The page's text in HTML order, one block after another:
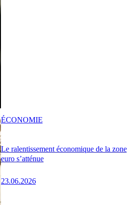
Le ralentissement économique de la zone
euro s’atténue
23.06.2026
ÉCONOMIE